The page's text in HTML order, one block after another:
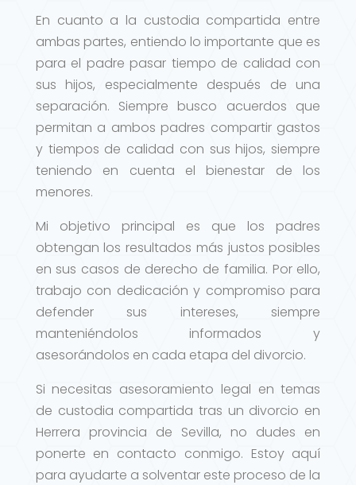
En cuanto a la custodia compartida entre
ambas partes, entiendo lo importante que es
para el padre pasar tiempo de calidad con
sus hijos, especialmente después de una
separación. Siempre busco acuerdos que
permitan a ambos padres compartir gastos
y tiempos de calidad con sus hijos, siempre
teniendo en cuenta el bienestar de los
menores.
Mi objetivo principal es que los padres
obtengan los resultados más justos posibles
en sus casos de derecho de familia. Por ello,
trabajo con dedicación y compromiso para
defender sus intereses, siempre
manteniéndolos informados y
asesorándolos en cada etapa del divorcio.
Si necesitas asesoramiento legal en temas
de custodia compartida tras un divorcio en
Herrera provincia de Sevilla, no dudes en
ponerte en contacto conmigo. Estoy aquí
para ayudarte a solventar este proceso de la